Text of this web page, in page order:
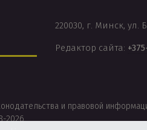
220030, г. Минск, ул.
Редактор сайта:
и правовой
2026.